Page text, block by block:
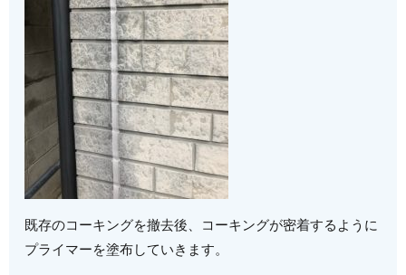
既存のコーキングを撤去後、コーキングが密着するように
プライマーを塗布していきます。